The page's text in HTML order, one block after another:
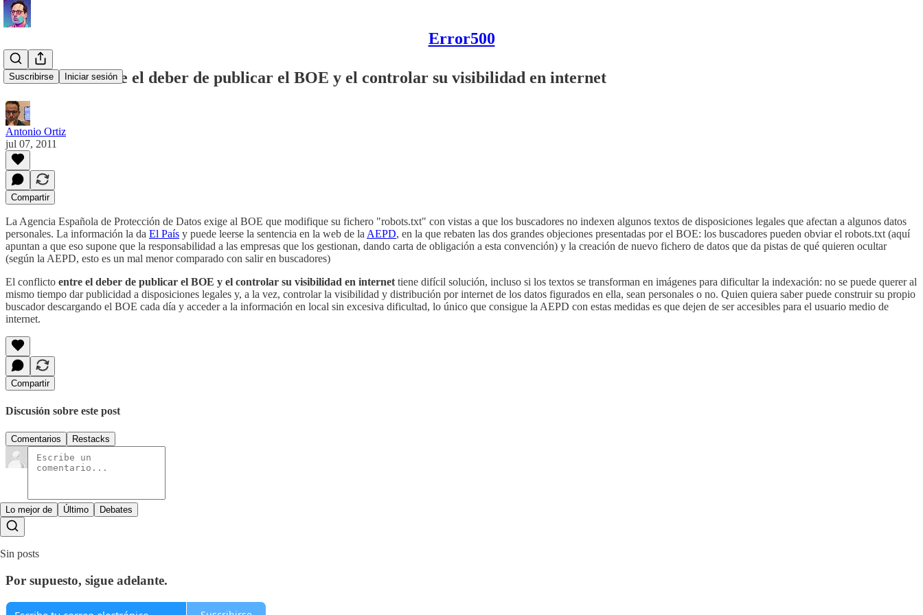
Error500
Suscribirse Iniciar sesión
El conflicto entre el deber de publicar el BOE y el controlar su visibilidad en internet
Antonio Ortiz
jul 07, 2011
Compartir
La Agencia Española de Protección de Datos exige al BOE que modifique su fichero "robots.txt" con vistas a que los buscadores no indexen algunos textos de disposiciones legales que afectan a algunos datos
personales. La información la da El País y puede leerse la sentencia en la web de la AEPD, en la que rebaten las dos grandes objeciones presentadas por el BOE: los buscadores pueden obviar el robots.txt (aquí
apuntan a que eso supone que la responsabilidad a las empresas que los gestionan, dando carta de obligación a esta convención) y la creación de nuevo fichero de datos que da pistas de qué quieren ocultar
(según la AEPD, esto es un mal menor comparado con salir en buscadores)
El conflicto entre el deber de publicar el BOE y el controlar su visibilidad en internet tiene difícil solución, incluso si los textos se transforman en imágenes para dificultar la indexación: no se puede querer al
mismo tiempo dar publicidad a disposiciones legales y, a la vez, controlar la visibilidad y distribución por internet de los datos figurados en ella, sean personales o no. Quien quiera saber puede construir su propio
buscador descargando el BOE cada día y acceder a la información en local sin excesiva dificultad, lo único que consigue la AEPD con estas medidas es que dejen de ser accesibles para el usuario medio de
internet.
Compartir
Discusión sobre este post
Comentarios Restacks
Lo mejor de Último Debates
Sin posts
Por supuesto, sigue adelante.